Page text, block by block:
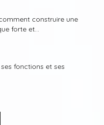
construire une
forte et...
fonctions et ses